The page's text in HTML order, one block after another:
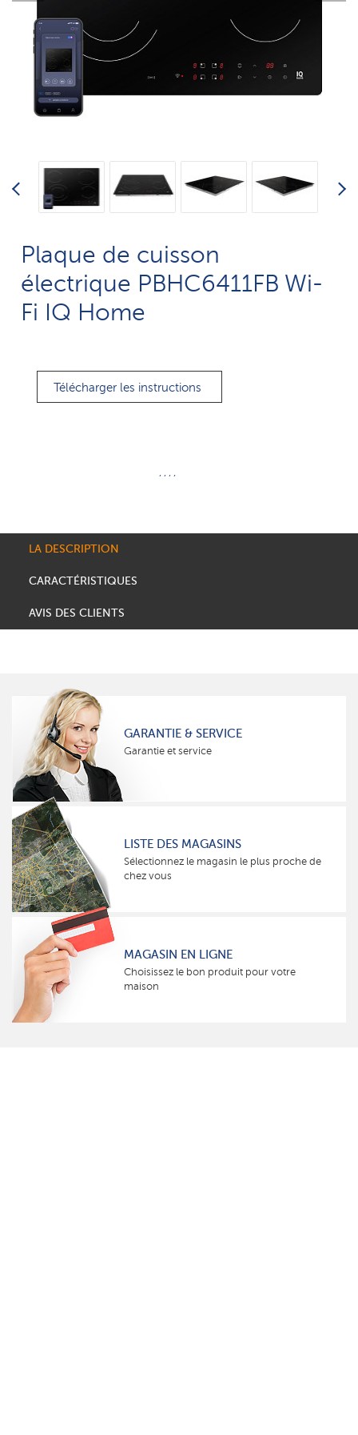
Plaque de cuisson
électrique PBHC6411FB Wi-
Fi IQ Home
Télécharger les instructions
, , , ,
LA DESCRIPTION
CARACTÉRISTIQUES
AVIS DES CLIENTS
GARANTIE & SERVICE
Garantie et service
LISTE DES MAGASINS
Sélectionnez le magasin le plus proche de
chez vous
MAGASIN EN LIGNE
Choisissez le bon produit pour votre
maison